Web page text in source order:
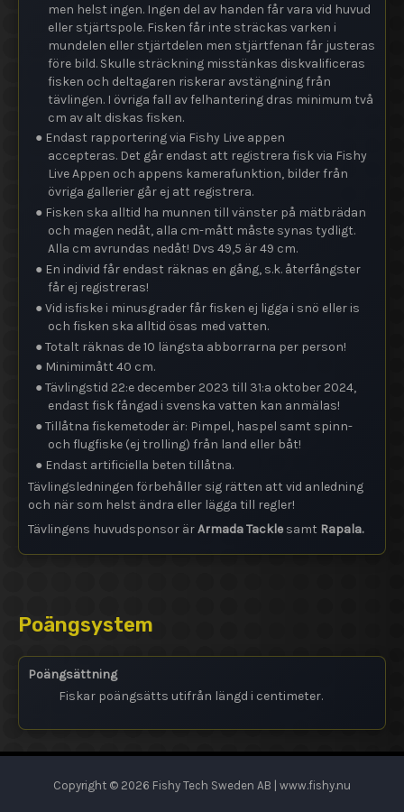
men helst ingen. Ingen del av handen får vara vid huvud
eller stjärtspole. Fisken får inte sträckas varken i
mundelen eller stjärtdelen men stjärtfenan får justeras
före bild. Skulle sträckning misstänkas diskvalificeras
fisken och deltagaren riskerar avstängning från
tävlingen. I övriga fall av felhantering dras minimum två
cm av alt diskas fisken.
● Endast rapportering via Fishy Live appen
accepteras. Det går endast att registrera fisk via Fishy
Live Appen och appens kamerafunktion, bilder från
övriga gallerier går ej att registrera.
● Fisken ska alltid ha munnen till vänster på mätbrädan
och magen nedåt, alla cm-mått måste synas tydligt.
Alla cm avrundas nedåt! Dvs 49,5 är 49 cm.
● En individ får endast räknas en gång, s.k. återfångster
får ej registreras!
● Vid isfiske i minusgrader får fisken ej ligga i snö eller is
och fisken ska alltid ösas med vatten.
● Totalt räknas de 10 längsta abborrarna per person!
● Minimimått 40 cm.
● Tävlingstid 22:e december 2023 till 31:a oktober 2024,
endast fisk fångad i svenska vatten kan anmälas!
● Tillåtna fiskemetoder är: Pimpel, haspel samt spinn-
och flugfiske (ej trolling) från land eller båt!
● Endast artificiella beten tillåtna.
Tävlingsledningen förbehåller sig rätten att vid anledning
och när som helst ändra eller lägga till regler!
Tävlingens huvudsponsor ärArmada Tackle samt Rapala.
Poängsystem
Poängsättning
Fiskar poängsätts utifrån längd i centimeter.
Copyright © 2026 Fishy Tech Sweden AB | www.fishy.nu